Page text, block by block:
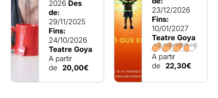
2026 Des
de:
29/11/2025
Fins:
24/10/2026
Teatre Goya
A partir
de 20,00€
23/12/2026
Fins:
10/01/2027
Teatre Goya
A partir
de 22,30€